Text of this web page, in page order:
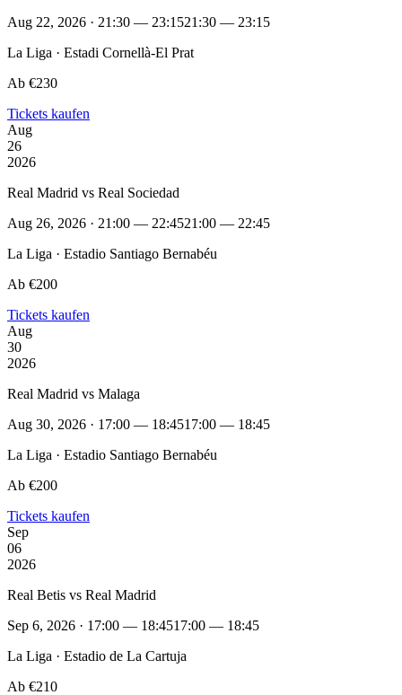
Aug 22, 2026 · 21:30 — 23:1521:30 — 23:15
La Liga · Estadi Cornellà-El Prat
Ab €230
Tickets kaufen
Aug
26
2026
Real Madrid vs Real Sociedad
Aug 26, 2026 · 21:00 — 22:4521:00 — 22:45
La Liga · Estadio Santiago Bernabéu
Ab €200
Tickets kaufen
Aug
30
2026
Real Madrid vs Malaga
Aug 30, 2026 · 17:00 — 18:4517:00 — 18:45
La Liga · Estadio Santiago Bernabéu
Ab €200
Tickets kaufen
Sep
06
2026
Real Betis vs Real Madrid
Sep 6, 2026 · 17:00 — 18:4517:00 — 18:45
La Liga · Estadio de La Cartuja
Ab €210